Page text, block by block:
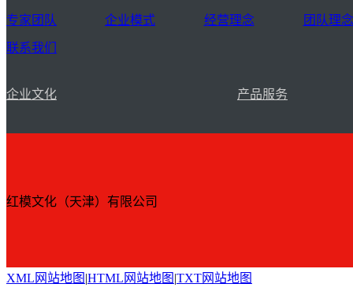
专家团队
联系我们
企业模式 经营理念 团队理念
企业文化 产品服务
红模文化（天津）有限公司
XML网站地图 |HTML网站地图 |TXT网站地图